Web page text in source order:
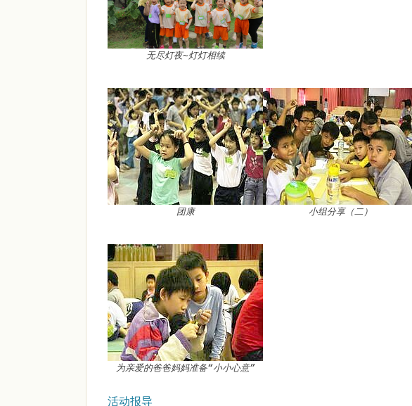
无尽灯夜~灯灯相续
团康 小组分享（二）
为亲爱的爸爸妈妈准备“小小心意”
活动报导